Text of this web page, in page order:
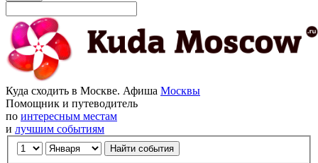
Куда сходить в Москве. Афиша Москвы
Помощник и путеводитель
по интересным местам
и лучшим событиям